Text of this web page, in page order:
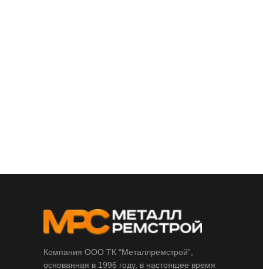
Компания ООО ТК “Металлремстрой”,
основанная в 1996 году, в настоящее время